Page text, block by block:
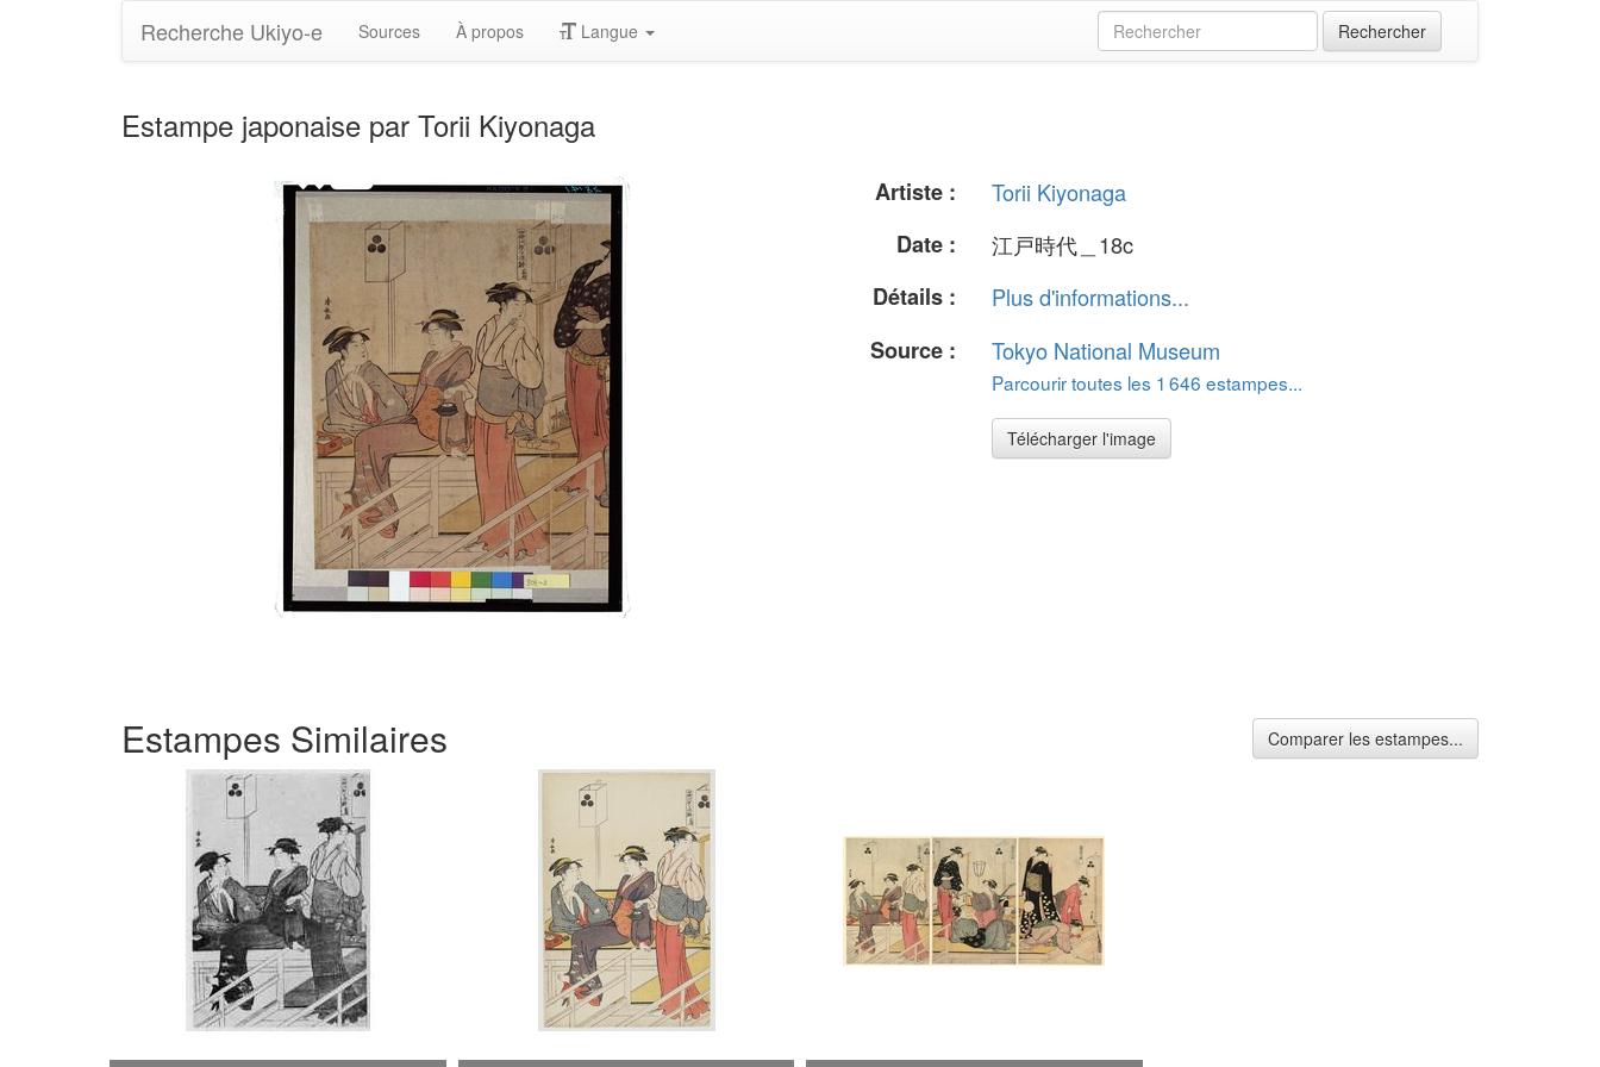
Recherche Ukiyo-e Sources À propos Langue
Estampe japonaise par Torii Kiyonaga
Artiste :
Torii Kiyonaga
Date :
江戸時代＿18c
Détails :
Plus d'informations...
Source :
Tokyo National Museum
Parcourir toutes les 1 646 estampes...
Télécharger l'image
Estampes Similaires Comparer les estampes...